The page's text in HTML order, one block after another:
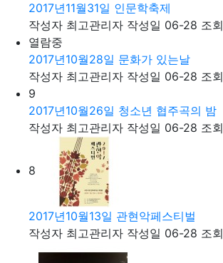
2017년11월31일 인문학축제
작성자 최고관리자 작성일 06-28 조회
열람중
2017년10월28일 문화가 있는날
작성자 최고관리자 작성일 06-28 조회
9
2017년10월26일 청소년 협주곡의 밤
작성자 최고관리자 작성일 06-28 조회
8
2017년10월13일 관현악페스티벌
작성자 최고관리자 작성일 06-28 조회